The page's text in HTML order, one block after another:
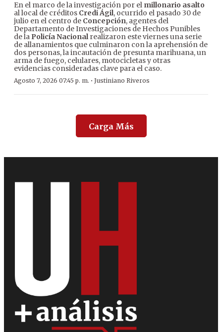
En el marco de la investigación por el millonario asalto
al local de créditos Credi Ágil, ocurrido el pasado 30 de
julio en el centro de Concepción, agentes del
Departamento de Investigaciones de Hechos Punibles
de la Policía Nacionalrealizaron este viernes una serie
de allanamientos que culminaron con la aprehensión de
dos personas, la incautación de presunta marihuana, un
arma de fuego, celulares, motocicletas y otras
evidencias consideradas clave para el caso.
Agosto 7, 2026 07:45 p. m. · Justiniano Riveros
Carga Más